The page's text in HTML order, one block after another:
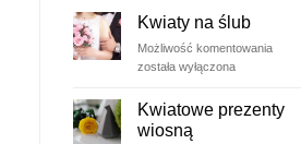
Kwiaty na ślub
Możliwość komentowaniaKwiaty
została wyłączona
Kwiatowe prezenty
wiosną